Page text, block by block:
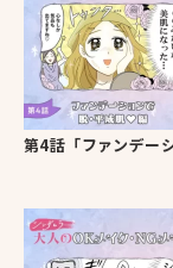
第4話「ファンデー